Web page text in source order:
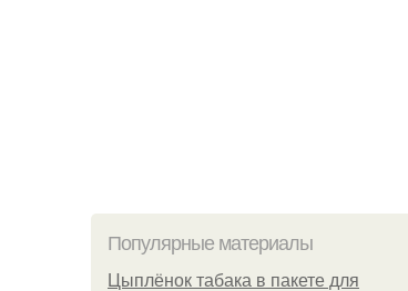
Популярные материалы
Цыплёнок табака в пакете для